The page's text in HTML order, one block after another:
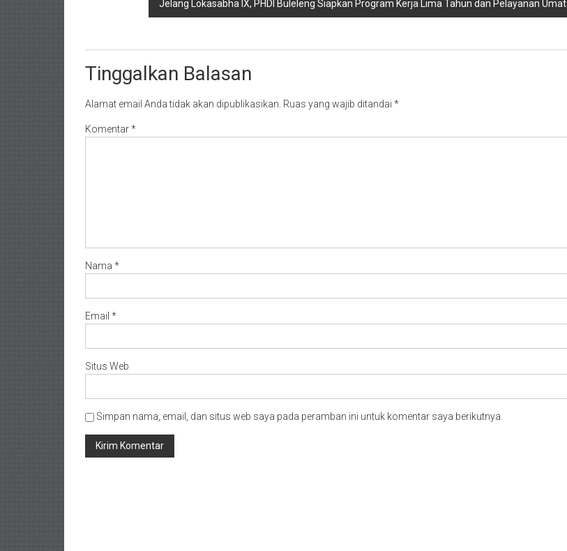
Jelang Lokasabha IX, PHDI Buleleng Siapkan Program Kerja Lima Tahun dan Pelayanan Umat
Tinggalkan Balasan
Alamat email Anda tidak akan dipublikasikan. Ruas yang wajib ditandai *
Komentar*
Nama *
Email *
Situs Web
Simpan nama, email, dan situs web saya pada peramban ini untuk komentar saya berikutnya.